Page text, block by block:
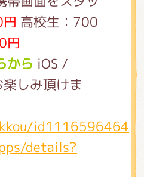
高校生：700
円
から iOS /
しみ頂けま
id1116596464
details?